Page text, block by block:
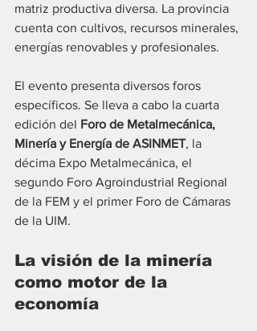
matriz productiva diversa. La provincia
cuenta con cultivos, recursos minerales,
energías renovables y profesionales.
El evento presenta diversos foros
específicos. Se lleva a cabo la cuarta
edición del Foro de Metalmecánica,
Minería y Energía de ASINMET, la
décima Expo Metalmecánica, el
segundo Foro Agroindustrial Regional
de la FEM y el primer Foro de Cámaras
de la UIM.
La visión de la minería
como motor de la
economía